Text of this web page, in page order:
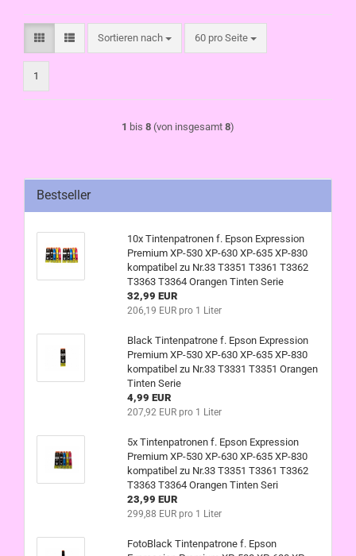
Sortieren nach
Sortieren nach 60 pro Seite
pro Seite
1
1 bis 8 (von insgesamt 8)
Bestseller
10x Tintenpatronen f. Epson Expression
Premium XP-530 XP-630 XP-635 XP-830
kompatibel zu Nr.33 T3351 T3361 T3362
T3363 T3364 Orangen Tinten Serie
32,99 EUR
206,19 EUR pro 1 Liter
Black Tintenpatrone f. Epson Expression
Premium XP-530 XP-630 XP-635 XP-830
kompatibel zu Nr.33 T3331 T3351 Orangen
Tinten Serie
4,99 EUR
207,92 EUR pro 1 Liter
5x Tintenpatronen f. Epson Expression
Premium XP-530 XP-630 XP-635 XP-830
kompatibel zu Nr.33 T3351 T3361 T3362
T3363 T3364 Orangen Tinten Seri
23,99 EUR
299,88 EUR pro 1 Liter
FotoBlack Tintenpatrone f. Epson